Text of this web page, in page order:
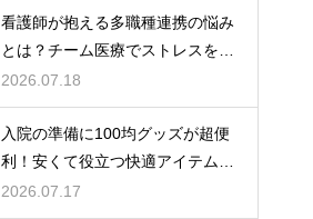
看護師が抱える多職種連携の悩み
とは？チーム医療でストレスを減
らす方法
2026.07.18
入院の準備に100均グッズが超便
利！安くて役立つ快適アイテムを
紹介
2026.07.17